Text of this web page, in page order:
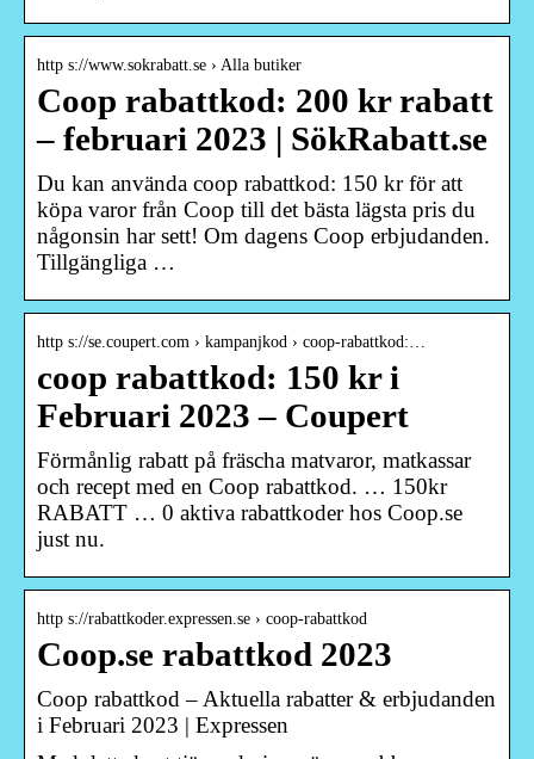
http s://www.sokrabatt.se › Alla butiker
Coop rabattkod: 200 kr rabatt
– februari 2023 | SökRabatt.se
Du kan använda coop rabattkod: 150 kr för att
köpa varor från Coop till det bästa lägsta pris du
någonsin har sett! Om dagens Coop erbjudanden.
Tillgängliga …
http s://se.coupert.com › kampanjkod › coop-rabattkod:…
coop rabattkod: 150 kr i
Februari 2023 – Coupert
Förmånlig rabatt på fräscha matvaror, matkassar
och recept med en Coop rabattkod. … 150kr
RABATT … 0 aktiva rabattkoder hos Coop.se
just nu.
http s://rabattkoder.expressen.se › coop-rabattkod
Coop.se rabattkod 2023
Coop rabattkod – Aktuella rabatter & erbjudanden
i Februari 2023 | Expressen